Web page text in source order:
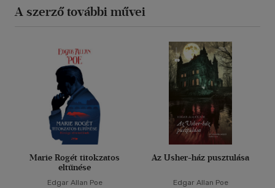
A szerző további művei
Marie Rogét titokzatos
eltűnése
Edgar Allan Poe
Az Usher-ház pusztulása
Edgar Allan Poe